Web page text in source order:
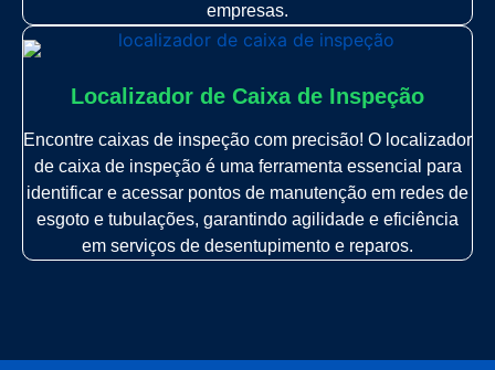
empresas.
Localizador de Caixa de Inspeção
Encontre caixas de inspeção com precisão! O localizador
de caixa de inspeção é uma ferramenta essencial para
identificar e acessar pontos de manutenção em redes de
esgoto e tubulações, garantindo agilidade e eficiência
em serviços de desentupimento e reparos.